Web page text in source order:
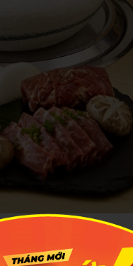
trọng, thực đơn đa
và món nướng. Ảnh: